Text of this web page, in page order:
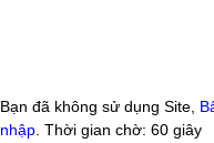
Bạn đã không sử dụng Site,
nhập . Thời gian chờ: 60 giây